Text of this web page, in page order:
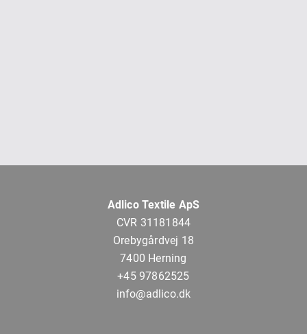
Adlico Textile ApS
CVR 31181844
Orebygårdvej 18
7400 Herning
+45 97862525
info@adlico.dk